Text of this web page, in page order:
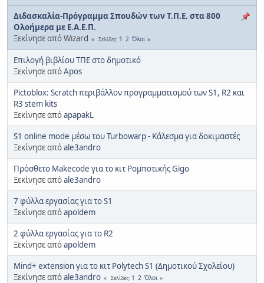
Διδασκαλία-Πρόγραμμα Σπουδών των Τ.Π.Ε. στα 800
Ολοήμερα με Ε.Α.Ε.Π.
Ξεκίνησε από Wizard
Σελίδες 1 2 Όλοι
Επιλογή βιβλίου ΤΠΕ στο δημοτικό
Ξεκίνησε απόApos
Pictoblox: Scratch περιβάλλον προγραμματισμού των S1, R2 και
R3 stem kits
Ξεκίνησε απόapapakL
S1 online mode μέσω του Turbowarp - Κάλεσμα για δοκιμαστές
Ξεκίνησε απόale3andro
Πρόσθετο Makecode για το κιτ Ρομποτικής Gigo
Ξεκίνησε απόale3andro
7 φύλλα εργασίας για το S1
Ξεκίνησε απόapoldem
2 φύλλα εργασίας για το R2
Ξεκίνησε απόapoldem
Mind+ extension για το κιτ Polytech S1 (Δημοτικού Σχολείου)
Ξεκίνησε απόale3andro Σελίδες 1 2 Όλοι